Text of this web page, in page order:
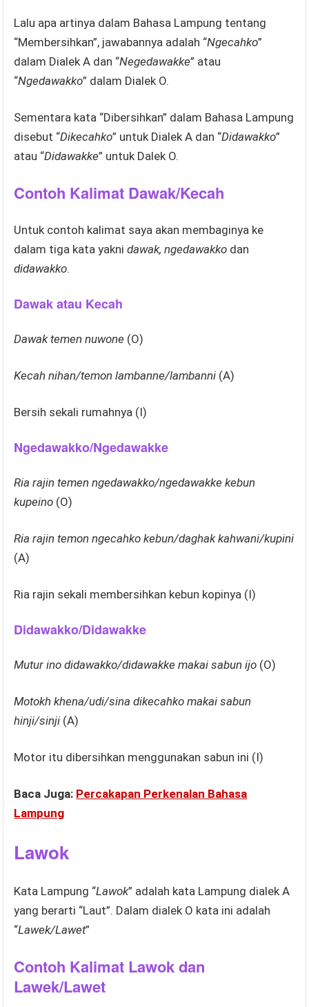
Lalu apa artinya dalam Bahasa Lampung tentang
“Membersihkan”, jawabannya adalah “Ngecahko”
dalam Dialek A dan “Negedawakke” atau
“Ngedawakko” dalam Dialek O.
Sementara kata “Dibersihkan” dalam Bahasa Lampung
disebut “Dikecahko” untuk Dialek A dan “Didawakko”
atau “Didawakke” untuk Dalek O.
Contoh Kalimat Dawak/Kecah
Untuk contoh kalimat saya akan membaginya ke
dalam tiga kata yaknidawak, ngedawakko dan
didawakko.
Dawak atau Kecah
Dawak temen nuwone (O)
Kecah nihan/temon lambanne/lambanni (A)
Bersih sekali rumahnya (I)
Ngedawakko/Ngedawakke
Ria rajin temen ngedawakko/ngedawakke kebun
kupeino (O)
Ria rajin temon ngecahko kebun/daghak kahwani/kupini
(A)
Ria rajin sekali membersihkan kebun kopinya (I)
Didawakko/Didawakke
Mutur ino didawakko/didawakke makai sabun ijo (O)
Motokh khena/udi/sina dikecahko makai sabun
hinji/sinji (A)
Motor itu dibersihkan menggunakan sabun ini (I)
Baca Juga: Percakapan Perkenalan Bahasa
Lampung
Lawok
Kata Lampung “Lawok” adalah kata Lampung dialek A
yang berarti “Laut”. Dalam dialek O kata ini adalah
“Lawek/Lawet”
Contoh Kalimat Lawok dan
Lawek/Lawet